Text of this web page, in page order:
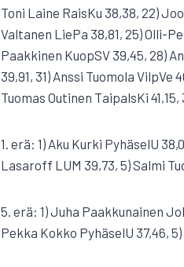
Toni Laine RaisKu 38,38, 22)
Valtanen LiePa 38,81, 25) Olli-
Paakkinen KuopSV 39,45, 28)
39,91, 31) Anssi Tuomola
Tuomas Outinen TaipalsKi 41,15,
1. erä: 1) Aku Kurki PyhäselU
Lasaroff LUM 39,73, 5) Salmi
5. erä: 1) Juha Paakkunainen
Pekka Kokko PyhäselU 37,46,